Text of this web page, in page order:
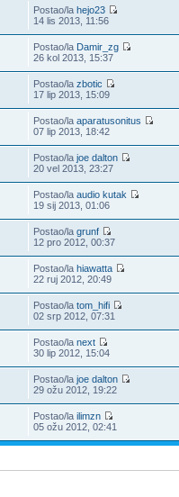
Postao/lahejo23
14 lis 2013, 11:56
Postao/la Damir_zg
26 kol 2013, 15:37
Postao/lazbotic
17 lip 2013, 15:09
Postao/laaparatusonitus
07 lip 2013, 18:42
Postao/lajoe dalton
20 vel 2013, 23:27
Postao/laaudio kutak
19 sij 2013, 01:06
Postao/lagrunf
12 pro 2012, 00:37
Postao/lahiawatta
22 ruj 2012, 20:49
Postao/latom_hifi
02 srp 2012, 07:31
Postao/lanext
30 lip 2012, 15:04
Postao/lajoe dalton
29 ožu 2012, 19:22
Postao/lailimzn
05 ožu 2012, 02:41